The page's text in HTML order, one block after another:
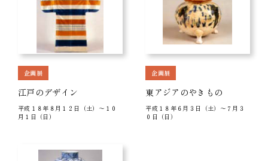
企画展
江戸のデザイン
平成１８年８月１２日（土）～１０
月１日（日）
企画展
東アジアのやきもの
平成１８年６月３日（土）～７月３
０日（日）